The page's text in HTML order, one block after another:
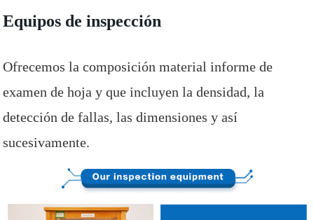
Equipos de inspección
Ofrecemos la composición material informe de
examen de hoja y que incluyen la densidad, la
detección de fallas, las dimensiones y así
sucesivamente.